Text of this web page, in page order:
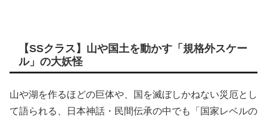
【SSクラス】山や国土を動かす「規格外スケー
ル」の大妖怪
山や湖を作るほどの巨体や、国を滅ぼしかねない災厄とし
て語られる、日本神話・民間伝承の中でも「国家レベルの